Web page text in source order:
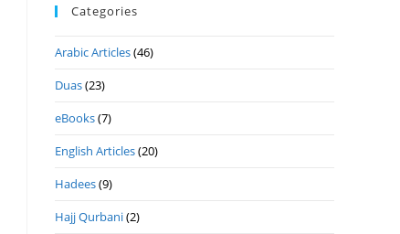
Categories
Arabic Articles(46)
Duas(23)
eBooks(7)
English Articles(20)
Hadees(9)
Hajj Qurbani(2)